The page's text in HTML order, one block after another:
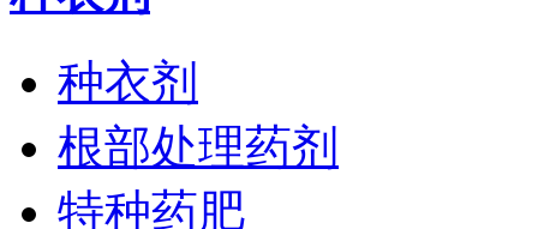
种衣剂
根部处理药剂
特种药肥